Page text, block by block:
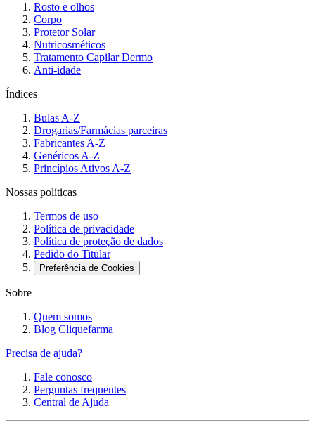
Rosto e olhos
Corpo
Protetor Solar
Nutricosméticos
Tratamento Capilar Dermo
Anti-idade
Índices
Bulas A-Z
Drogarias/Farmácias parceiras
Fabricantes A-Z
Genéricos A-Z
Princípios Ativos A-Z
Nossas políticas
Termos de uso
Política de privacidade
Política de proteção de dados
Pedido do Titular
Preferência de Cookies
Sobre
Quem somos
Blog Cliquefarma
Precisa de ajuda?
Fale conosco
Perguntas frequentes
Central de Ajuda